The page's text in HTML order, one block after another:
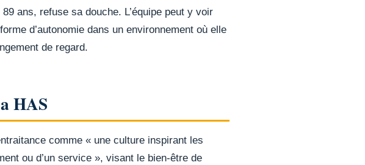
ans, refuse sa douche. L’équipe peut y voir
d’autonomie dans un environnement où elle
de regard.
HAS
comme « une culture inspirant les
ou d’un service », visant le bien-être de